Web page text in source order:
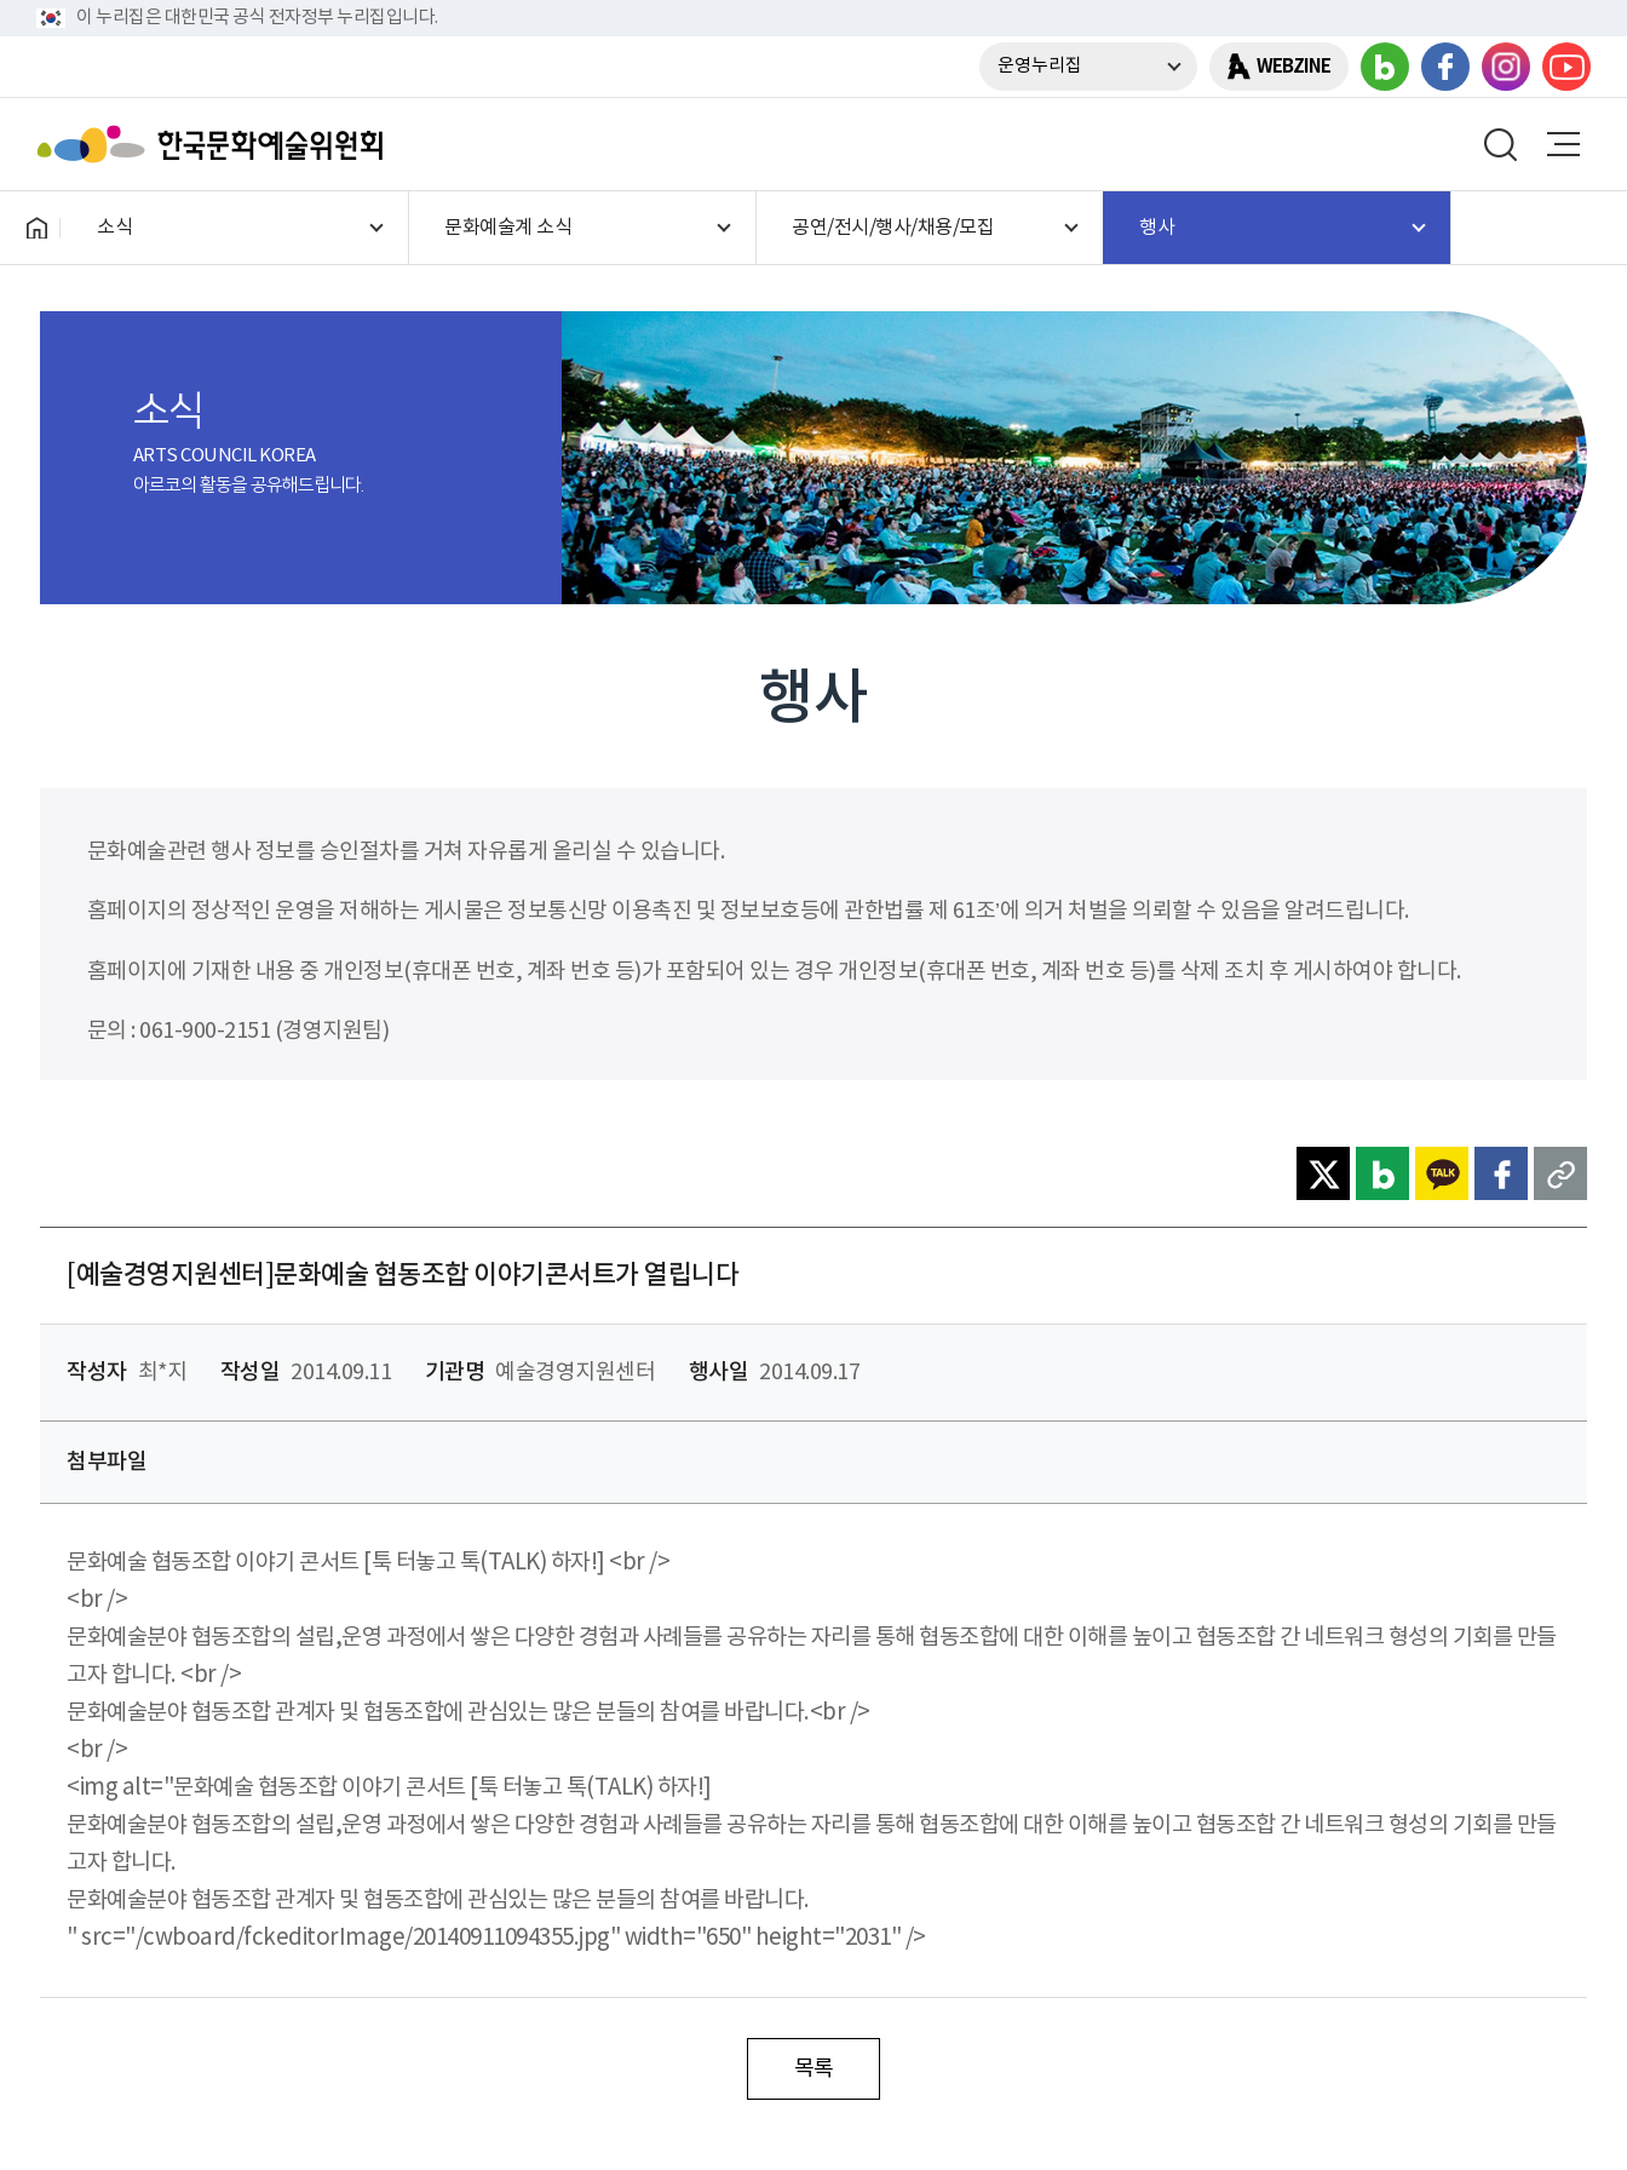
이 누리집은 대한민국 공식 전자정부 누리집입니다.
운영누리집 WEBZINE
소식 문화예술계 소식 공연/전시/행사/채용/모집 행사
소식
ARTS COUNCIL KOREA
아르코의 활동을 공유해드립니다.
행사
문화예술관련 행사 정보를 승인절차를 거쳐 자유롭게 올리실 수 있습니다.
홈페이지의 정상적인 운영을 저해하는 게시물은 정보통신망 이용촉진 및 정보보호등에 관한법률 제 61조’에 의거 처벌을 의뢰할 수 있음을 알려드립니다.
홈페이지에 기재한 내용 중 개인정보(휴대폰 번호, 계좌 번호 등)가 포함되어 있는 경우 개인정보(휴대폰 번호, 계좌 번호 등)를 삭제 조치 후 게시하여야 합니다.
문의 : 061-900-2151 (경영지원팀)
[예술경영지원센터]문화예술 협동조합 이야기콘서트가 열립니다
작성자 최*지 작성일 2014.09.11 기관명 예술경영지원센터 행사일 2014.09.17
첨부파일
문화예술 협동조합 이야기 콘서트 [툭 터놓고 톡(TALK) 하자!] <br />
<br />
문화예술분야 협동조합의 설립,운영 과정에서 쌓은 다양한 경험과 사례들를 공유하는 자리를 통해 협동조합에 대한 이해를 높이고 협동조합 간 네트워크 형성의 기회를 만들
고자 합니다. <br />
문화예술분야 협동조합 관계자 및 협동조합에 관심있는 많은 분들의 참여를 바랍니다.<br />
<br />
<img alt="문화예술 협동조합 이야기 콘서트 [툭 터놓고 톡(TALK) 하자!]
문화예술분야 협동조합의 설립,운영 과정에서 쌓은 다양한 경험과 사례들를 공유하는 자리를 통해 협동조합에 대한 이해를 높이고 협동조합 간 네트워크 형성의 기회를 만들
고자 합니다.
문화예술분야 협동조합 관계자 및 협동조합에 관심있는 많은 분들의 참여를 바랍니다.
" src="/cwboard/fckeditorImage/20140911094355.jpg" width="650" height="2031" />
목록